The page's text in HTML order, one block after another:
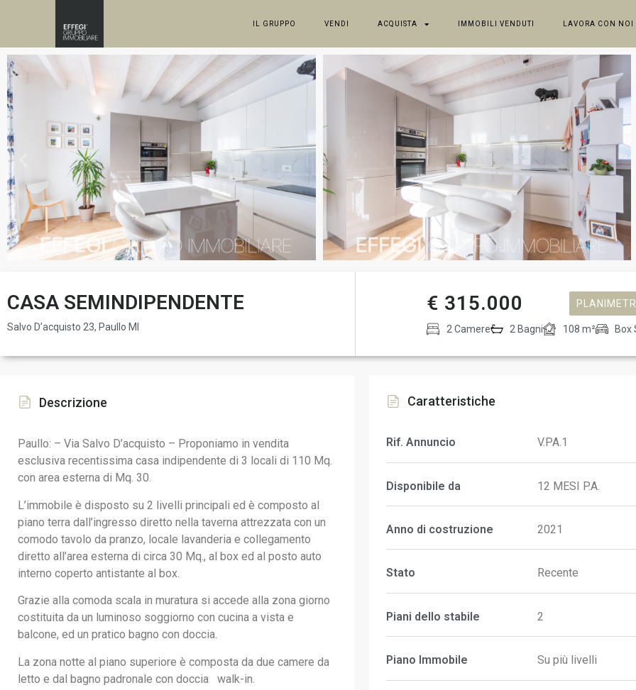
IL GRUPPO VENDI ACQUISTA IMMOBILI VENDUTI LAVORA CON NOI
CASA SEMINDIPENDENTE
Salvo D’acquisto 23, Paullo MI
€ 315.000
2 Camere 2 Bagni 108 m² Box
Descrizione
Paullo: – Via Salvo D’acquisto – Proponiamo in vendita
esclusiva recentissima casa indipendente di 3 locali di 110 Mq.
con area esterna di Mq. 30.
L’immobile è disposto su 2 livelli principali ed è composto al
piano terra dall’ingresso diretto nella taverna attrezzata con un
comodo tavolo da pranzo, locale lavanderia e collegamento
diretto all’area esterna di circa 30 Mq., al box ed al posto auto
interno coperto antistante al box.
Grazie alla comoda scala in muratura si accede alla zona giorno
costituita da un luminoso soggiorno con cucina a vista e
balcone, ed un pratico bagno con doccia.
La zona notte al piano superiore è composta da due camere da
letto e dal bagno padronale con doccia walk-in.
Caratteristiche
Rif. Annuncio V.PA.1
Disponibile da 12 MESI P.A.
Anno di costruzione 2021
Stato Recente
Piani dello stabile 2
Piano Immobile Su più livelli